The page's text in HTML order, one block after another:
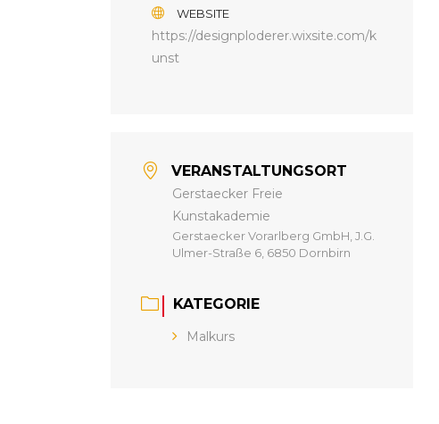
WEBSITE
https://designploderer.wixsite.com/k
unst
VERANSTALTUNGSORT
Gerstaecker Freie
Kunstakademie
Gerstaecker Vorarlberg GmbH, J.G.
Ulmer-Straße 6, 6850 Dornbirn
KATEGORIE
Malkurs